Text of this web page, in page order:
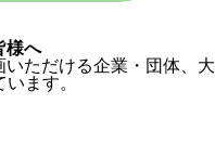
様へ
ただける企業・団体、大
ます。